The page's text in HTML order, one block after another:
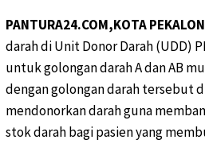
PANTURA24.COM,KOTA
darah di Unit Donor Darah (UDD)
untuk golongan darah A dan AB
dengan golongan darah tersebut
mendonorkan darah guna
stok darah bagi pasien yang